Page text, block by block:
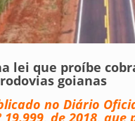
lei que proíbe
goianas
no Diário
19.999, de 2018, que